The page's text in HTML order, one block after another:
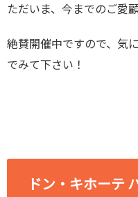
ただいま、今までのご愛
絶賛開催中ですので、気
でみて下さい！
ドン・キホーテ